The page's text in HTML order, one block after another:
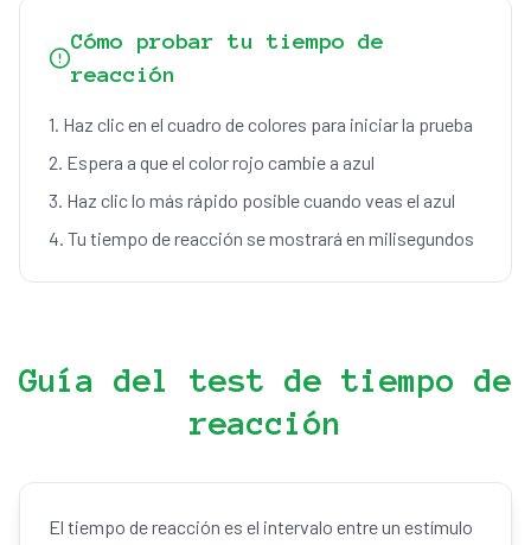
Cómo probar tu tiempo de
reacción
1. Haz clic en el cuadro de colores para iniciar la prueba
2. Espera a que el color rojo cambie a azul
3. Haz clic lo más rápido posible cuando veas el azul
4. Tu tiempo de reacción se mostrará en milisegundos
Guía del test de tiempo de
reacción
El tiempo de reacción es el intervalo entre un estímulo